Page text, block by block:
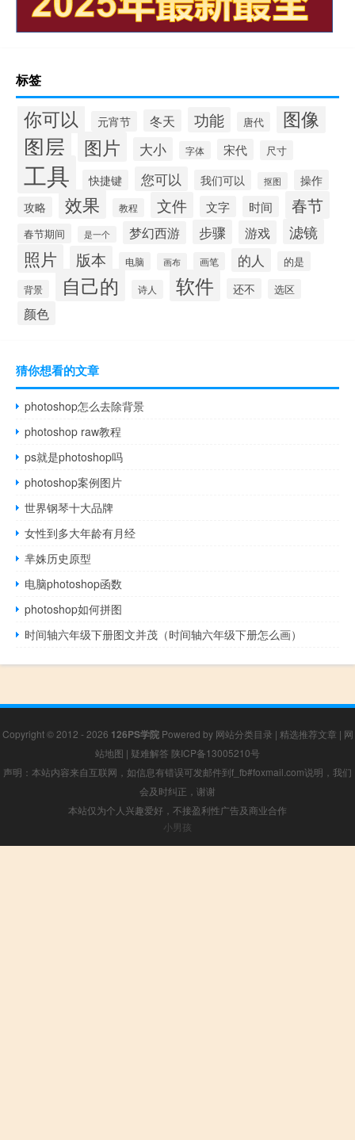
标签
你可以 元宵节 冬天 功能 唐代 图像
图层 图片 大小 字体 宋代 尺寸
工具 快捷键 您可以 我们可以 抠图
操作
攻略
效果 教程 文件 文字 时间 春节
春节期间 是一个 梦幻西游 步骤 游戏 滤镜
照片 版本 电脑 画布 画笔 的人 的是
背景 自己的 诗人 软件 还不 选区
颜色
猜你想看的文章
photoshop怎么去除背景
photoshop raw教程
ps就是photoshop吗
photoshop案例图片
世界钢琴十大品牌
女性到多大年龄有月经
芈姝历史原型
电脑photoshop函数
photoshop如何拼图
时间轴六年级下册图文并茂（时间轴六年级下册怎么画）
Copyright © 2012 - 2026 126PS学院Powered by 网站分类目录 | 精选推荐文章 | 网
站地图 | 疑难解答 陕ICP备13005210号
声明：本站内容来自互联网，如信息有错误可发邮件到f_fb#foxmail.com说明，我们
会及时纠正，谢谢
本站仅为个人兴趣爱好，不接盈利性广告及商业合作
小男孩